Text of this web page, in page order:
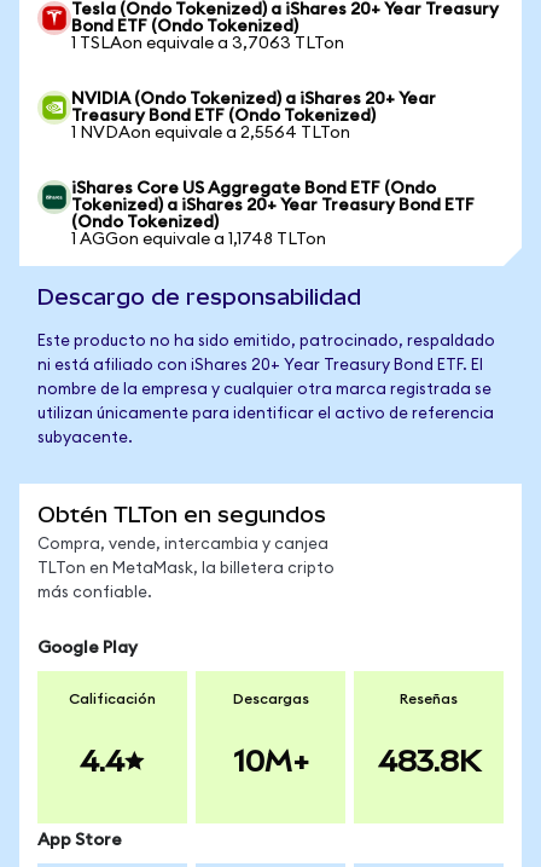
Tesla (Ondo Tokenized) a iShares 20+ Year Treasury
Bond ETF (Ondo Tokenized)
1 TSLAon equivale a 3,7063 TLTon
NVIDIA (Ondo Tokenized) a iShares 20+ Year
Treasury Bond ETF (Ondo Tokenized)
1 NVDAon equivale a 2,5564 TLTon
iShares Core US Aggregate Bond ETF (Ondo
Tokenized) a iShares 20+ Year Treasury Bond ETF
(Ondo Tokenized)
1 AGGon equivale a 1,1748 TLTon
Descargo de responsabilidad
Este producto no ha sido emitido, patrocinado, respaldado
ni está afiliado con iShares 20+ Year Treasury Bond ETF. El
nombre de la empresa y cualquier otra marca registrada se
utilizan únicamente para identificar el activo de referencia
subyacente.
Obtén TLTon en segundos
Compra, vende, intercambia y canjea
TLTon en MetaMask, la billetera cripto
más confiable.
Google Play
Calificación
4.4
Descargas
10M+
Reseñas
483.8K
App Store